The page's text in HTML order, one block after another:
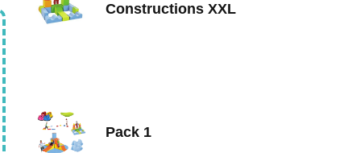
Constructions XXL
Pack 1